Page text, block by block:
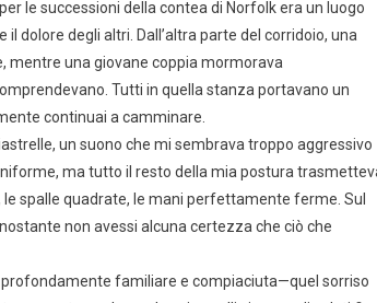
le successioni della contea di Norfolk era un luogo
dolore degli altri. Dall’altra parte del corridoio, una
mentre una giovane coppia mormorava
Tutti in quella stanza portavano un
continuai a camminare.
un suono che mi sembrava troppo aggressivo
ma tutto il resto della mia postura
spalle quadrate, le mani perfettamente ferme. Sul
non avessi alcuna certezza che ciò che
profondamente familiare e compiaciuta—quel sorriso